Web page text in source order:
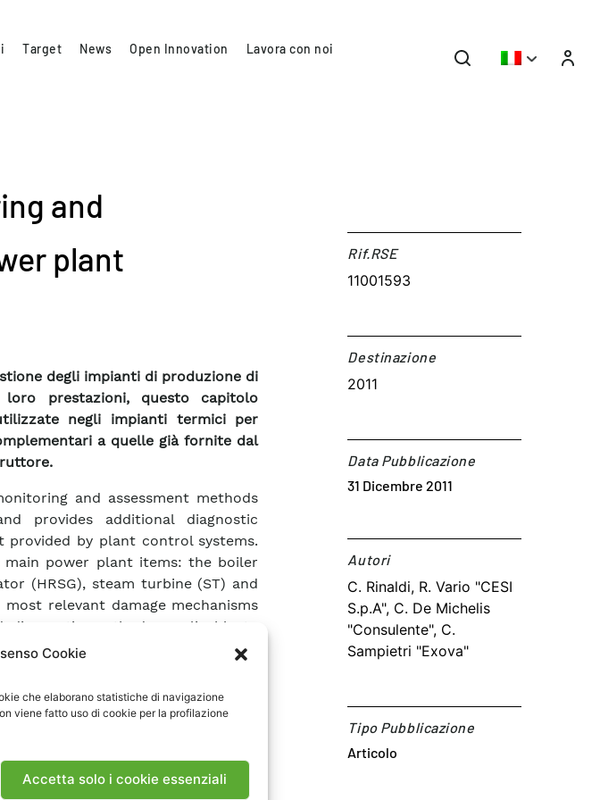
Cookie
che elaborano statistiche di navigazione
viene fatto uso di cookie per la profilazione
Accetta solo i cookie essenziali
Target News Open Innovation Lavora con noi
and
plant
degli impianti di produzione di
prestazioni, questo capitolo
negli impianti termici per
a quelle già fornite dal
and assessment methods
provides additional diagnostic
by plant control systems.
power plant items: the boiler
(HRSG), steam turbine (ST) and
relevant damage mechanisms
methods, applicable to
inspections, are presented. Finally,
promising trends and future
Rif.RSE​
11001593
Destinazione​
2011
Data Pubblicazione
31 Dicembre 2011
Autori​
C. Rinaldi, R. Vario "CESI
S.p.A", C. De Michelis
"Consulente", C.
Sampietri "Exova"
Tipo Pubblicazione
Articolo